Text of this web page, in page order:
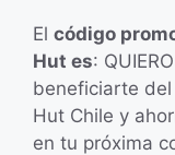
El código
Hut es:
beneficiarte
Hut Chile y
en tu próxima